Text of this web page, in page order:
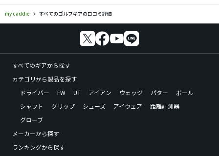
my caddie すべてのゴルフギアの口コミ評価
すべてのギアから探す
カテゴリから製品を探す
ドライバー
FW UT アイアン ウェッジ パター
ボール
シャフト
グリップ シューズ アイウェア
距離計測器
グローブ
メーカーから探す
ランキングから探す